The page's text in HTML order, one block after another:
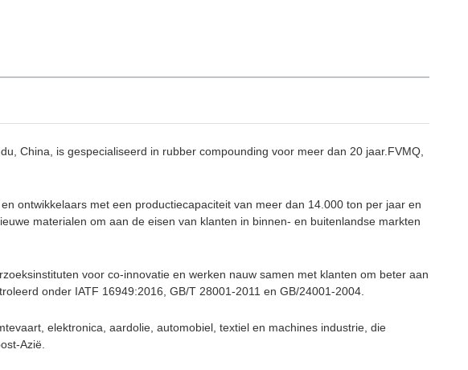
China, is gespecialiseerd in rubber compounding voor meer dan 20 jaar.FVMQ,
ontwikkelaars met een productiecapaciteit van meer dan 14.000 ton per jaar en
materialen om aan de eisen van klanten in binnen- en buitenlandse markten
voor co-innovatie en werken nauw samen met klanten om beter aan
onder IATF 16949:2016, GB/T 28001-2011 en GB/24001-2004.
elektronica, aardolie, automobiel, textiel en machines industrie, die
Azië.